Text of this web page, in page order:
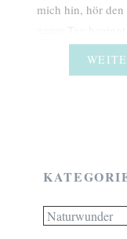
mich hin, hör
neuer Tag
Kategorien